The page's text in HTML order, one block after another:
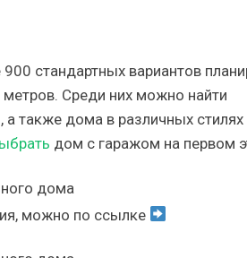
стандартных вариантов
Среди них можно найти
также дома в различных
дом с гаражом на первом
можно по ссылке